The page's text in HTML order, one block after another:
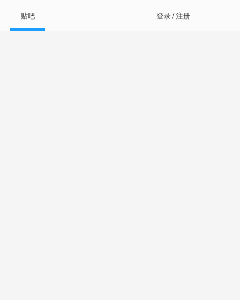
贴吧 登录/注册